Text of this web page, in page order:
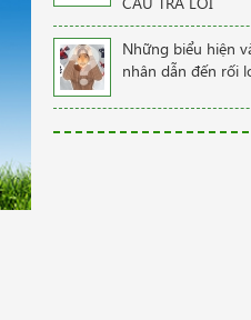
Những biểu hiện
nhân dẫn đến rối